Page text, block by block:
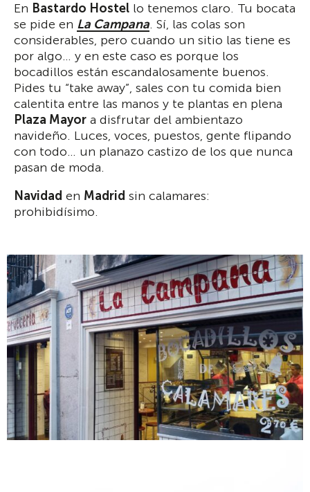
En Bastardo Hostel lo tenemos claro. Tu bocata
se pide en La Campana. Sí, las colas son
considerables, pero cuando un sitio las tiene es
por algo… y en este caso es porque los
bocadillos están escandalosamente buenos.
Pides tu “take away”, sales con tu comida bien
calentita entre las manos y te plantas en plena
Plaza Mayor a disfrutar del ambientazo
navideño. Luces, voces, puestos, gente flipando
con todo… un planazo castizo de los que nunca
pasan de moda.
Navidad en Madrid sin calamares:
prohibidísimo.